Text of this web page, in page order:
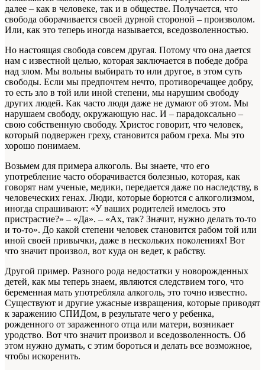
далее – как в человеке, так и в обществе. Получается, что
свобода оборачивается своей дурной стороной – произволом.
Или, как это теперь иногда называется, вседозволенностью.
Но настоящая свобода совсем другая. Потому что она дается
нам с известной целью, которая заключается в победе добра
над злом. Мы вольны выбирать то или другое, в этом суть
свободы. Если мы предпочтем нечто, противоречащее добру,
то есть зло в той или иной степени, мы нарушим свободу
других людей. Как часто люди даже не думают об этом. Мы
нарушаем свободу, окружающую нас. И – парадоксально –
свою собственную свободу. Христос говорит, что человек,
который подвержен греху, становится рабом греха. Мы это
хорошо понимаем.
Возьмем для примера алкоголь. Вы знаете, что его
употребление часто оборачивается болезнью, которая, как
говорят нам ученые, медики, передается даже по наследству, в
человеческих генах. Люди, которые борются с алкоголизмом,
иногда спрашивают: «У ваших родителей имелось это
пристрастие?» – «Да». – «Ах, так? Значит, нужно делать то‑то
и то‑то». До какой степени человек становится рабом той или
иной своей привычки, даже в нескольких поколениях! Вот
что значит произвол, вот куда он ведет, к рабству.
Другой пример. Разного рода недостатки у новорожденных
детей, как мы теперь знаем, являются следствием того, что
беременная мать употребляла алкоголь, это точно известно.
Существуют и другие ужасные извращения, которые приводят
к заражению СПИДом, в результате чего у ребенка,
рожденного от зараженного отца или матери, возникает
уродство. Вот что значит произвол и вседозволенность. Об
этом нужно думать, с этим бороться и делать все возможное,
чтобы искоренить.